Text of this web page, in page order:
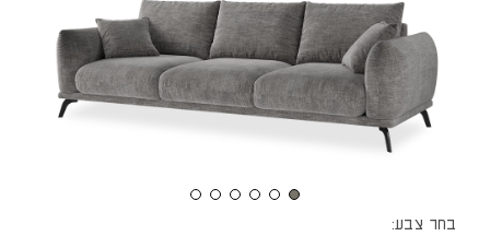
בחר צבע: